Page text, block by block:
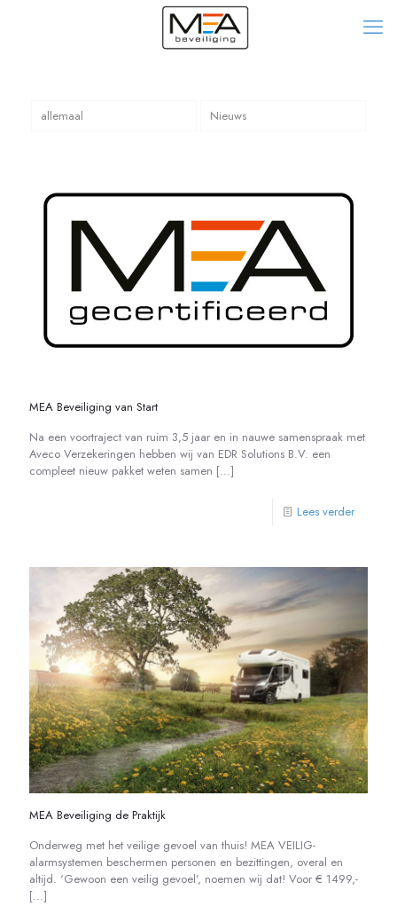
allemaal Nieuws
MEA Beveiliging van Start
Na een voortraject van ruim 3,5 jaar en in nauwe samenspraak met
Aveco Verzekeringen hebben wij van EDR Solutions B.V. een
compleet nieuw pakket weten samen […]
Lees verder
MEA Beveiliging de Praktijk
Onderweg met het veilige gevoel van thuis! MEA VEILIG-
alarmsystemen beschermen personen en bezittingen, overal en
altijd. ‘Gewoon een veilig gevoel’, noemen wij dat! Voor € 1499,-
[…]